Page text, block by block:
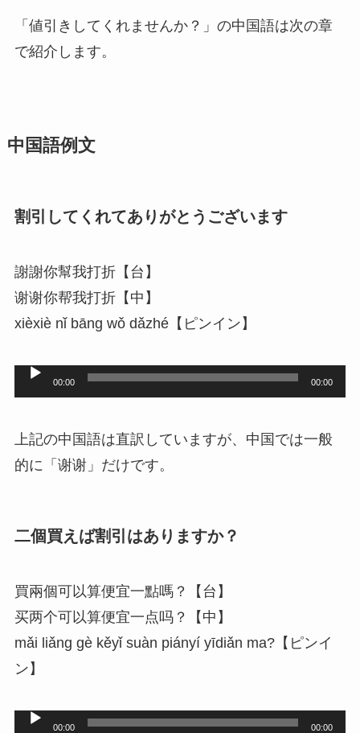
プ
「値引きしてくれませんか？」の中国語は次の章
で紹介します。
中国語例文
割引してくれてありがとうございます
謝謝你幫我打折【台】
谢谢你帮我打折【中】
xièxiè nǐ bāng wǒ dǎzhé【ピンイン】
声
プ
レ
ー
00:00 00:00
上記の中国語は直訳していますが、中国では一般
的に「谢谢」だけです。
二個買えば割引はありますか？
買兩個可以算便宜一點嗎？【台】
买两个可以算便宜一点吗？【中】
mǎi liǎng gè kěyǐ suàn piányí yīdiǎn ma?【ピンイ
ン】
00:00 00:00